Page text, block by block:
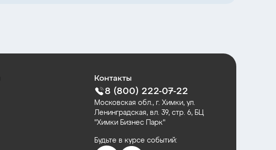
Контакты
8 (800) 222-07-22
Московская обл., г. Химки, ул.
Ленинградская, вл. 39, стр. 6, БЦ
"Химки Бизнес Парк"
Будьте в курсе событий: